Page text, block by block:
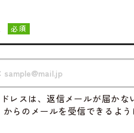
必須
レスは、返信メールが届か
らのメールを受信できるよう